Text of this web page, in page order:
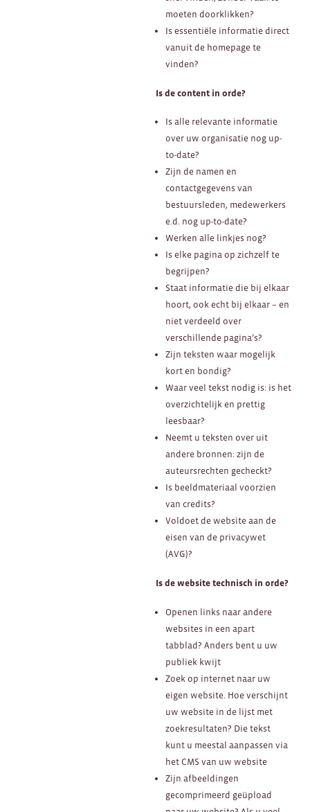
moeten doorklikken?
Is essentiële informatie direct
vanuit de homepage te
vinden?
Is de content in orde?
Is alle relevante informatie
over uw organisatie nog up-
to-date?
Zijn de namen en
contactgegevens van
bestuursleden, medewerkers
e.d. nog up-to-date?
Werken alle linkjes nog?
Is elke pagina op zichzelf te
begrijpen?
Staat informatie die bij elkaar
hoort, ook echt bij elkaar – en
niet verdeeld over
verschillende pagina’s?
Zijn teksten waar mogelijk
kort en bondig?
Waar veel tekst nodig is: is het
overzichtelijk en prettig
leesbaar?
Neemt u teksten over uit
andere bronnen: zijn de
auteursrechten gecheckt?
Is beeldmateriaal voorzien
van credits?
Voldoet de website aan de
eisen van de privacywet
(AVG)?
Is de website technisch in orde?
Openen links naar andere
websites in een apart
tabblad? Anders bent u uw
publiek kwijt
Zoek op internet naar uw
eigen website. Hoe verschijnt
uw website in de lijst met
zoekresultaten? Die tekst
kunt u meestal aanpassen via
het CMS van uw website
Zijn afbeeldingen
gecomprimeerd geüpload